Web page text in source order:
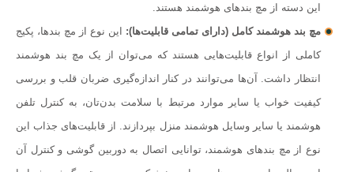
این دسته از مچ بندهای هوشمند هستند.
مچ بند هوشمند کامل (دارای تمامی قابلیت‌ها): این نوع از مچ بندها، پکیج
کاملی از انواع قابلیت‌هایی هستند که می‌توان از یک مچ بند هوشمند
انتظار داشت. آن‌ها می‌توانند در کنار اندازه‌گیری ضربان قلب و بررسی
کیفیت خواب یا سایر موارد مرتبط با سلامت بدن‌تان، به کنترل تلفن
هوشمند یا سایر وسایل هوشمند منزل بپردازند. از قابلیت‌های جذاب این
نوع از مچ‌ بندهای هوشمند، توانایی اتصال به دوربین گوشی و کنترل آن